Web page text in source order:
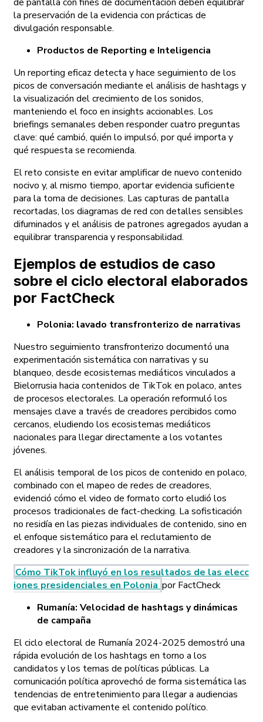
la preservación de la evidencia con prácticas de
divulgación responsable.
Productos de Reporting e Inteligencia
Un reporting eficaz detecta y hace seguimiento de los
picos de conversación mediante el análisis de hashtags y
la visualización del crecimiento de los sonidos,
manteniendo el foco en insights accionables. Los
briefings semanales deben responder cuatro preguntas
clave: qué cambió, quién lo impulsó, por qué importa y
qué respuesta se recomienda.
El reto consiste en evitar amplificar de nuevo contenido
nocivo y, al mismo tiempo, aportar evidencia suficiente
para la toma de decisiones. Las capturas de pantalla
recortadas, los diagramas de red con detalles sensibles
difuminados y el análisis de patrones agregados ayudan a
equilibrar transparencia y responsabilidad.
Ejemplos de estudios de caso
sobre el ciclo electoral elaborados
por FactCheck
Polonia: lavado transfronterizo de narrativas
Nuestro seguimiento transfronterizo documentó una
experimentación sistemática con narrativas y su
blanqueo, desde ecosistemas mediáticos vinculados a
Bielorrusia hacia contenidos de TikTok en polaco, antes
de procesos electorales. La operación reformuló los
mensajes clave a través de creadores percibidos como
cercanos, eludiendo los ecosistemas mediáticos
nacionales para llegar directamente a los votantes
jóvenes.
El análisis temporal de los picos de contenido en polaco,
combinado con el mapeo de redes de creadores,
evidenció cómo el video de formato corto eludió los
procesos tradicionales de fact-checking. La sofisticación
no residía en las piezas individuales de contenido, sino en
el enfoque sistemático para el reclutamiento de
creadores y la sincronización de la narrativa.
Cómo TikTok influyó en los resultados de las elecc
iones presidenciales en Polonia por FactCheck
Rumanía: Velocidad de hashtags y dinámicas
de campaña
El ciclo electoral de Rumanía 2024-2025 demostró una
rápida evolución de los hashtags en torno a los
candidatos y los temas de políticas públicas. La
comunicación política aprovechó de forma sistemática las
tendencias de entretenimiento para llegar a audiencias
que evitaban activamente el contenido político.